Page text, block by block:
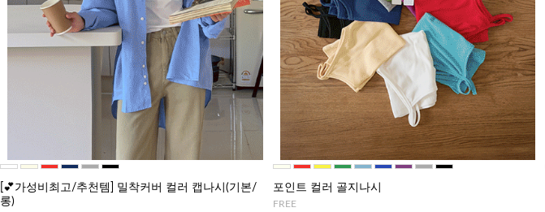
[💕가성비최고/추천템] 밀착커버 컬러 캡나시(기본/
롱)
포인트 컬러 골지나시
FREE